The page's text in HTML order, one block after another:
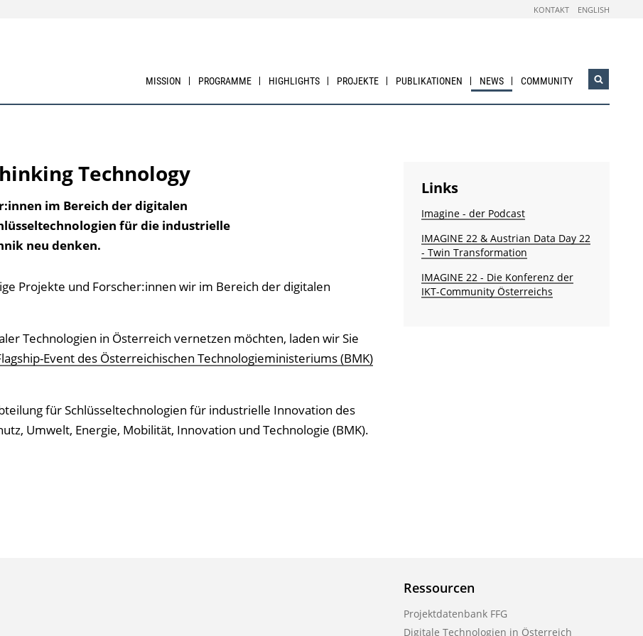
KONTAKT ENGLISH
MISSION PROGRAMME HIGHLIGHTS PROJEKTE PUBLIKATIONEN NEWS COMMUNITY
Technology
im Bereich der digitalen
für die industrielle
neu denken.
Projekte und Forscher:innen wir im Bereich der digitalen
Technologien in Österreich vernetzen möchten, laden wir Sie
Event des Österreichischen Technologieministeriums (BMK)
für Schlüsseltechnologien für industrielle Innovation des
Umwelt, Energie, Mobilität, Innovation und Technologie (BMK).
Links
Imagine - der Podcast
IMAGINE 22 & Austrian Data Day 22
- Twin Transformation
IMAGINE 22 - Die Konferenz der
IKT-Community Österreichs
Ressourcen
Projektdatenbank FFG
Digitale Technologien in Österreich